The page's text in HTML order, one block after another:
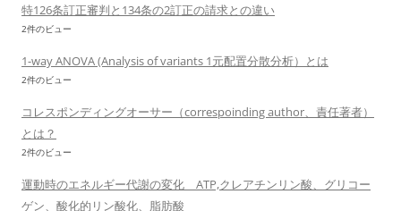
特126条訂正審判と134条の2訂正の請求との違い
2件のビュー
1-way ANOVA (Analysis of variants 1元配置分散分析）とは
2件のビュー
コレスポンディングオーサー（correspoinding author、責任著者）
とは？
2件のビュー
運動時のエネルギー代謝の変化 ATP,クレアチンリン酸、グリコー
ゲン、酸化的リン酸化、脂肪酸